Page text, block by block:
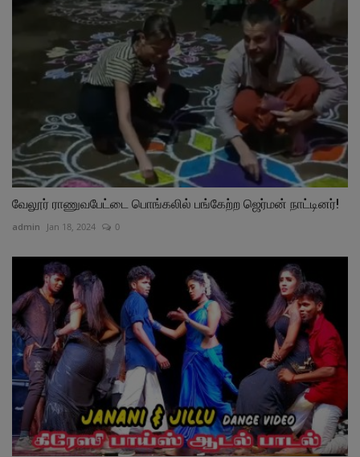
வேலூர் ராணுவபேட்டை பொங்கலில் பங்கேற்ற ஜெர்மன் நாட்டினர்!
admin Jan 18, 2024 0